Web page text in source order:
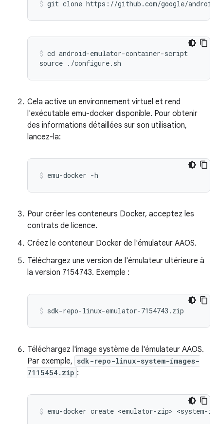
cd android-emulator-container-script
Cela active un environnement virtuel et rend
l'exécutable emu-docker disponible. Pour obtenir
des informations détaillées sur son utilisation,
lancez-la:
Pour créer les conteneurs Docker, acceptez les
contrats de licence.
Créez le conteneur Docker de l'émulateur AAOS.
Téléchargez une version de l'émulateur ultérieure à
la version 7154743. Exemple :
Téléchargez l'image système de l'émulateur AAOS.
Par exemple, sdk-repo-linux-system-images-
7115454.zip :